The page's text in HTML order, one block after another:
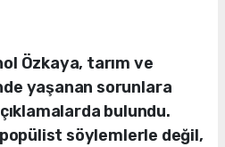
Özkaya, tarım ve
yaşanan sorunlara
bulundu.
popülist söylemlerle değil,